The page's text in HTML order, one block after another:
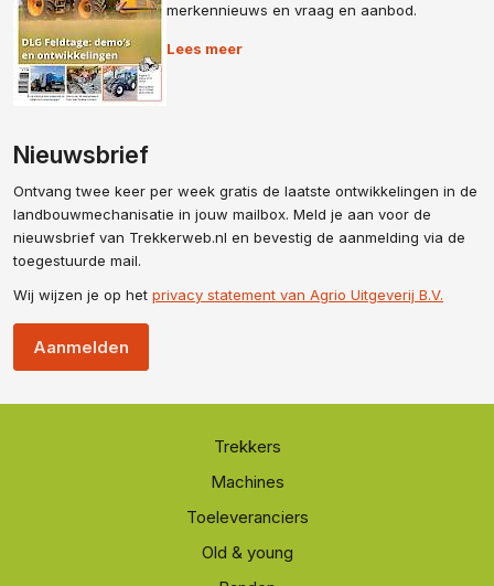
merkennieuws en vraag en aanbod.
Lees meer
Nieuwsbrief
Ontvang twee keer per week gratis de laatste ontwikkelingen in de
landbouwmechanisatie in jouw mailbox. Meld je aan voor de
nieuwsbrief van Trekkerweb.nl en bevestig de aanmelding via de
toegestuurde mail.
Wij wijzen je op het privacy statement van Agrio Uitgeverij B.V.
Aanmelden
Trekkers
Machines
Toeleveranciers
Old & young